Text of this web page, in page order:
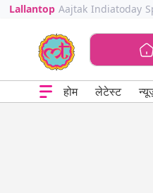
Lallantop Aajtak Indiatoday
होम लेटेस्ट